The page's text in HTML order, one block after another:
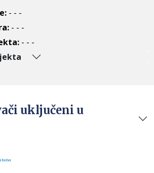
- - -
- - -
- - -
uključeni u